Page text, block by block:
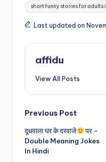
short funny stories for adults
Last updated on
affidu
View All Posts
Post
navigation
Previous Post
दूधवाला घर के दरवाजे
पर -
Double Meaning Jokes
In Hindi